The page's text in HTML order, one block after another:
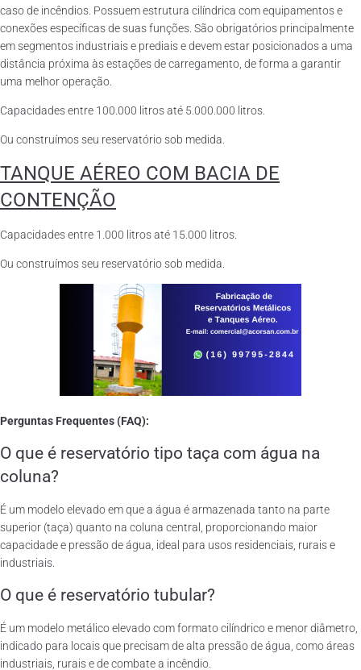
caso de incêndios. Possuem estrutura cilíndrica com equipamentos e
conexões específicas de suas funções. São obrigatórios principalmente
em segmentos industriais e prediais e devem estar posicionados a uma
distância próxima às estações de carregamento, de forma a garantir
uma melhor operação.
Capacidades entre 100.000 litros até 5.000.000 litros.
Ou construímos seu reservatório sob medida.
TANQUE AÉREO COM BACIA DE
CONTENÇÃO
Capacidades entre 1.000 litros até 15.000 litros.
Ou construímos seu reservatório sob medida.
Perguntas Frequentes (FAQ):
O que é reservatório tipo taça com água na
coluna?
É um modelo elevado em que a água é armazenada tanto na parte
superior (taça) quanto na coluna central, proporcionando maior
capacidade e pressão de água, ideal para usos residenciais, rurais e
industriais.
O que é reservatório tubular?
É um modelo metálico elevado com formato cilíndrico e menor diâmetro,
indicado para locais que precisam de alta pressão de água, como áreas
industriais, rurais e de combate a incêndio.